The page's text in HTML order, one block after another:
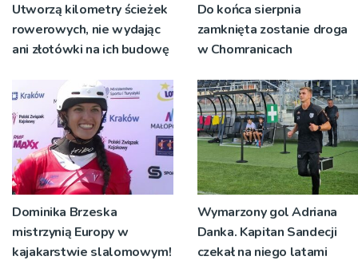
Utworzą kilometry ścieżek
rowerowych, nie wydając
ani złotówki na ich budowę
Do końca sierpnia
zamknięta zostanie droga
w Chomranicach
Dominika Brzeska
mistrzynią Europy w
kajakarstwie slalomowym!
Wymarzony gol Adriana
Danka. Kapitan Sandecji
czekał na niego latami